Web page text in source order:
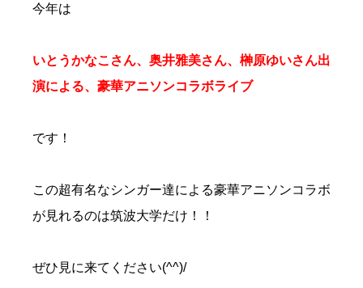
今年は
いとうかなこさん、奥井雅美さん、榊原ゆいさん出
演による、豪華アニソンコラボライブ
です！
この超有名なシンガー達による豪華アニソンコラボ
が見れるのは筑波大学だけ！！
ぜひ見に来てください(^^)/